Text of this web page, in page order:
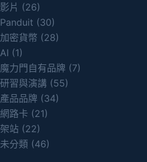
影片 (26)
Panduit (30)
加密貨幣 (28)
AI (1)
魔力門自有品牌 (7)
研習與演講 (55)
產品品牌 (34)
網路卡 (21)
架站 (22)
未分類 (46)